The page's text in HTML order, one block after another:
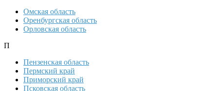
Омская область
Оренбургская область
Орловская область
П
Пензенская область
Пермский край
Приморский край
Псковская область